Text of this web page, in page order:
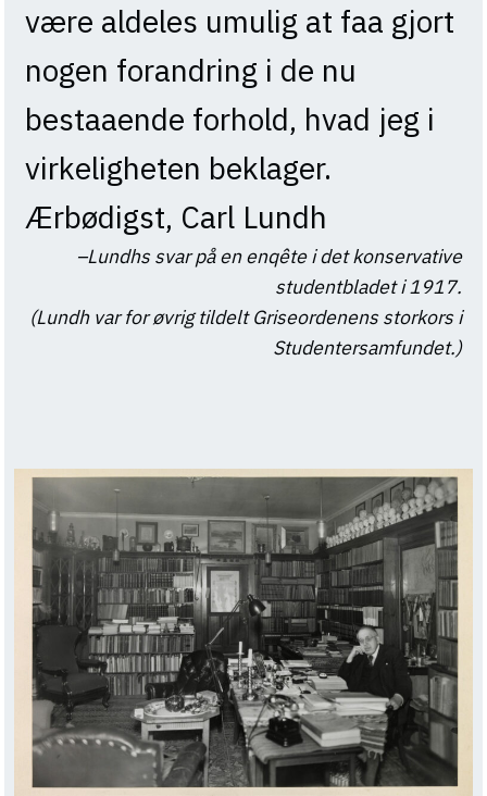
være aldeles umulig at faa gjort
nogen forandring i de nu
bestaaende forhold, hvad jeg i
virkeligheten beklager.
Ærbødigst, Carl Lundh
Lundhs svar på en enqête i det konservative
studentbladet i 1917.
(Lundh var for øvrig tildelt Griseordenens storkors i
Studentersamfundet.)